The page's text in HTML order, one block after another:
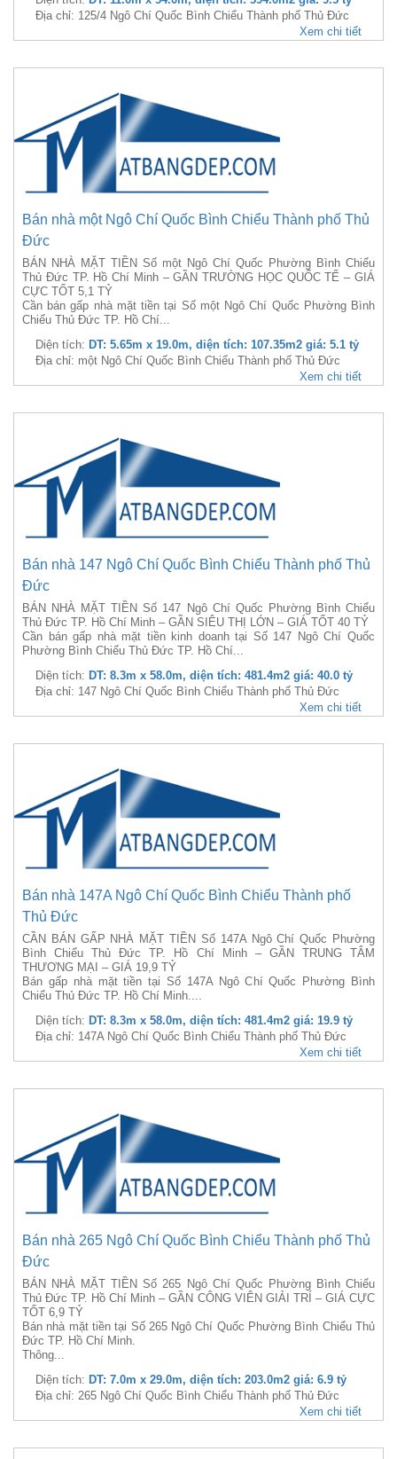
Địa chỉ: 125/4 Ngô Chí Quốc Bình Chiểu Thành phố Thủ Đức
Xem chi tiết
Bán nhà một Ngô Chí Quốc Bình Chiểu Thành phố Thủ
Đức
BÁN NHÀ MẶT TIỀN Số một Ngô Chí Quốc Phường Bình Chiểu
Thủ Đức TP. Hồ Chí Minh – GẦN TRƯỜNG HỌC QUỐC TẾ – GIÁ
CỰC TỐT 5,1 TỶ
Cần bán gấp nhà mặt tiền tại Số một Ngô Chí Quốc Phường Bình
Chiểu Thủ Đức TP. Hồ Chí...
Diện tích: DT: 5.65m x 19.0m, diện tích: 107.35m2 giá: 5.1 tỷ
Địa chỉ: một Ngô Chí Quốc Bình Chiểu Thành phố Thủ Đức
Xem chi tiết
Bán nhà 147 Ngô Chí Quốc Bình Chiểu Thành phố Thủ
Đức
BÁN NHÀ MẶT TIỀN Số 147 Ngô Chí Quốc Phường Bình Chiểu
Thủ Đức TP. Hồ Chí Minh – GẦN SIÊU THỊ LỚN – GIÁ TỐT 40 TỶ
Cần bán gấp nhà mặt tiền kinh doanh tại Số 147 Ngô Chí Quốc
Phường Bình Chiểu Thủ Đức TP. Hồ Chí...
Diện tích: DT: 8.3m x 58.0m, diện tích: 481.4m2 giá: 40.0 tỷ
Địa chỉ: 147 Ngô Chí Quốc Bình Chiểu Thành phố Thủ Đức
Xem chi tiết
Bán nhà 147A Ngô Chí Quốc Bình Chiểu Thành phố
Thủ Đức
CẦN BÁN GẤP NHÀ MẶT TIỀN Số 147A Ngô Chí Quốc Phường
Bình Chiểu Thủ Đức TP. Hồ Chí Minh – GẦN TRUNG TÂM
THƯƠNG MẠI – GIÁ 19,9 TỶ
Bán gấp nhà mặt tiền tại Số 147A Ngô Chí Quốc Phường Bình
Chiểu Thủ Đức TP. Hồ Chí Minh....
Diện tích: DT: 8.3m x 58.0m, diện tích: 481.4m2 giá: 19.9 tỷ
Địa chỉ: 147A Ngô Chí Quốc Bình Chiểu Thành phố Thủ Đức
Xem chi tiết
Bán nhà 265 Ngô Chí Quốc Bình Chiểu Thành phố Thủ
Đức
BÁN NHÀ MẶT TIỀN Số 265 Ngô Chí Quốc Phường Bình Chiểu
Thủ Đức TP. Hồ Chí Minh – GẦN CÔNG VIÊN GIẢI TRÍ – GIÁ CỰC
TỐT 6,9 TỶ
Bán nhà mặt tiền tại Số 265 Ngô Chí Quốc Phường Bình Chiểu Thủ
Đức TP. Hồ Chí Minh.
Thông...
Diện tích: DT: 7.0m x 29.0m, diện tích: 203.0m2 giá: 6.9 tỷ
Địa chỉ: 265 Ngô Chí Quốc Bình Chiểu Thành phố Thủ Đức
Xem chi tiết